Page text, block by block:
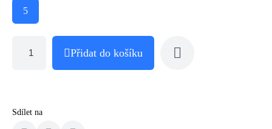
5
Přidat do košíku
Sdílet na